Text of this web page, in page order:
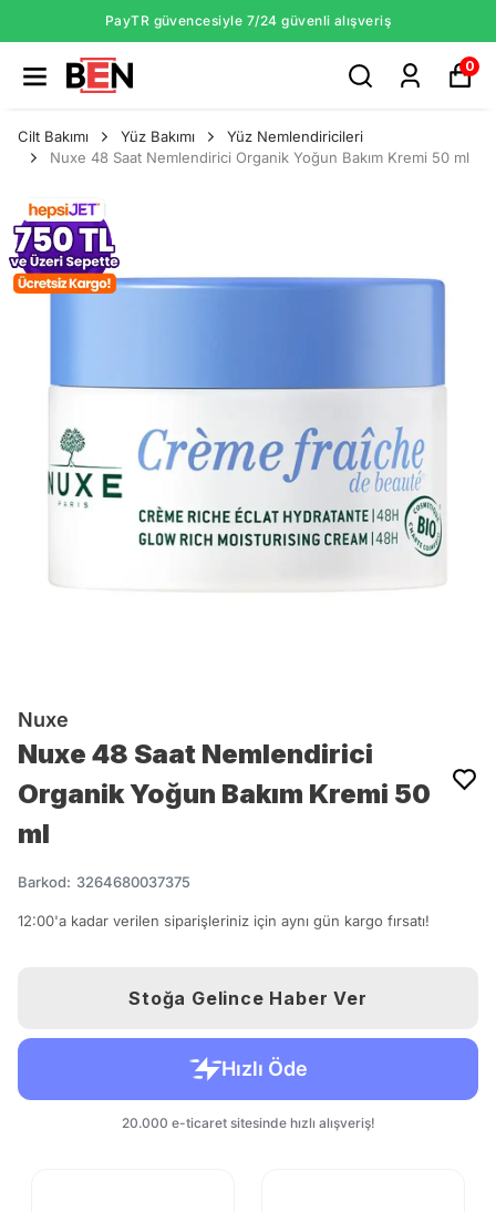
PayTR güvencesiyle 7/24 güvenli alışveriş
0
Cilt Bakımı Yüz Bakımı
Yüz Nemlendiricileri
Nuxe 48 Saat Nemlendirici Organik Yoğun Bakım Kremi 50 ml
Nuxe
Nuxe 48 Saat Nemlendirici
Organik Yoğun Bakım Kremi 50
ml
Barkod: 3264680037375
12:00'a kadar verilen siparişleriniz için aynı gün kargo fırsatı!
Stoğa Gelince Haber Ver